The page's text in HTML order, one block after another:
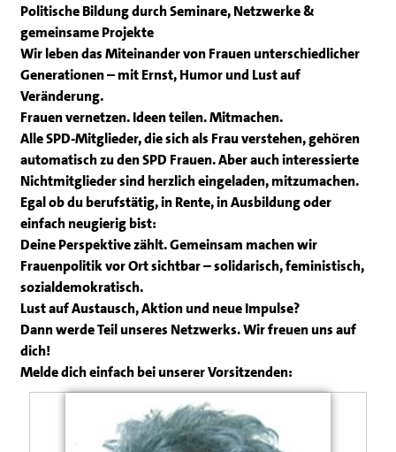
Politische Bildung durch Seminare, Netzwerke &
gemeinsame Projekte
Wir leben das Miteinander von Frauen unterschiedlicher
Generationen – mit Ernst, Humor und Lust auf
Veränderung.
Frauen vernetzen. Ideen teilen. Mitmachen.
Alle SPD-Mitglieder, die sich als Frau verstehen, gehören
automatisch zu den SPD Frauen. Aber auch interessierte
Nichtmitglieder sind herzlich eingeladen, mitzumachen.
Egal ob du berufstätig, in Rente, in Ausbildung oder
einfach neugierig bist:
Deine Perspektive zählt. Gemeinsam machen wir
Frauenpolitik vor Ort sichtbar – solidarisch, feministisch,
sozialdemokratisch.
Lust auf Austausch, Aktion und neue Impulse?
Dann werde Teil unseres Netzwerks. Wir freuen uns auf
dich!
Melde dich einfach bei unserer Vorsitzenden: